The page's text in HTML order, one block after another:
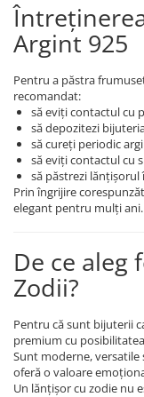
Argint 925
Pentru a păstra
recomandat:
să eviți contactul cu
să depozitezi
să cureți periodic
să eviți contactul cu
să păstrezi
Prin îngrijire
elegant pentru mulți ani.
De ce aleg
Zodii?
Pentru că sunt bijuterii
premium cu
Sunt moderne, versatile
oferă o valoare
Un lănțișor cu zodie nu